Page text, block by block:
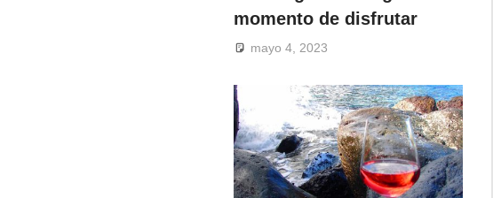
momento de disfrutar
mayo 4, 2023